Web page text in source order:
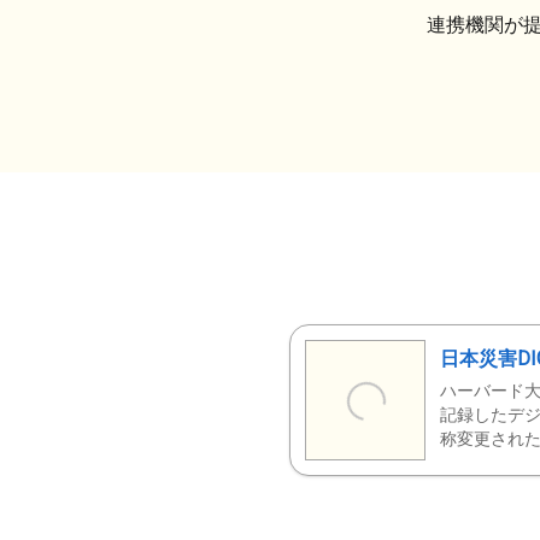
連携機関が
日本災害
ハーバード
記録したデ
称変更され